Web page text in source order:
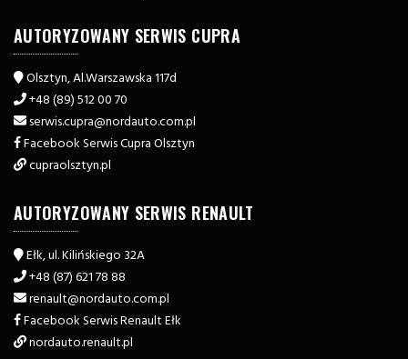
AUTORYZOWANY SERWIS CUPRA
Olsztyn, Al.Warszawska 117d
+48 (89) 512 00 70
serwis.cupra@nordauto.com.pl
Facebook Serwis Cupra Olsztyn
cupraolsztyn.pl
AUTORYZOWANY SERWIS RENAULT
Ełk, ul. Kilińskiego 32A
+48 (87) 621 78 88
renault@nordauto.com.pl
Facebook Serwis Renault Ełk
nordauto.renault.pl